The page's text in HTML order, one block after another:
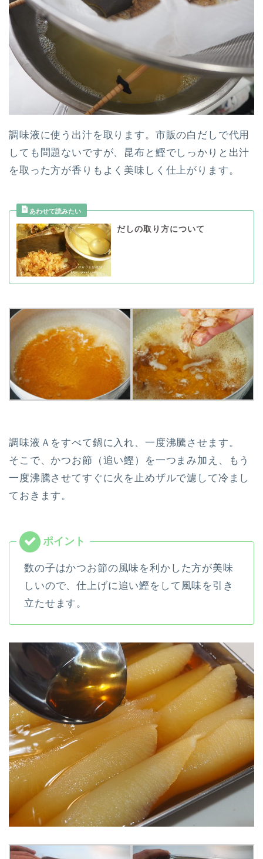
調味液に使う出汁を取ります。市販の白だしで代用
しても問題ないですが、昆布と鰹でしっかりと出汁
を取った方が香りもよく美味しく仕上がります。
だしの取り方について
調味液Ａをすべて鍋に入れ、一度沸騰させます。
そこで、かつお節（追い鰹）を一つまみ加え、もう
一度沸騰させてすぐに火を止めザルで濾して冷まし
ておきます。
数の子はかつお節の風味を利かした方が美味
しいので、仕上げに追い鰹をして風味を引き
立たせます。